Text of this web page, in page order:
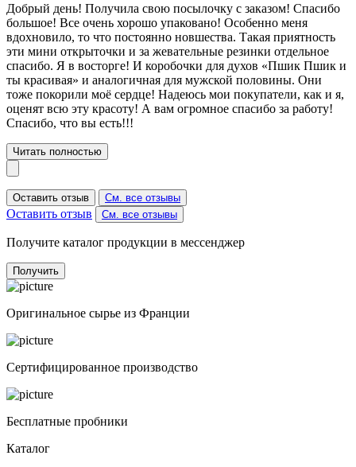
Добрый день! Получила свою посылочку с заказом! Спасибо
большое! Все очень хорошо упаковано! Особенно меня
вдохновило, то что постоянно новшества. Такая приятность
эти мини открыточки и за жевательные резинки отдельное
спасибо. Я в восторге! И коробочки для духов «Пшик Пшик и
ты красивая» и аналогичная для мужской половины. Они
тоже покорили моё сердце! Надеюсь мои покупатели, как и я,
оценят всю эту красоту! А вам огромное спасибо за работу!
Спасибо, что вы есть!!!
Читать полностью
Оставить отзыв См. все отзывы
Оставить отзыв См. все отзывы
Получите каталог продукции в мессенджер
Получить
Оригинальное сырье из Франции
Сертифицированное производство
Бесплатные пробники
Каталог